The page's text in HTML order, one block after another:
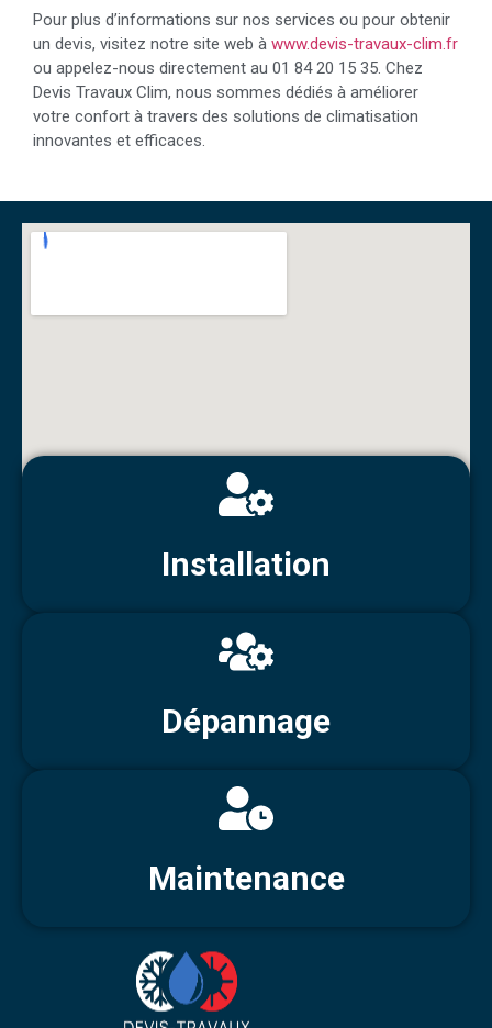
Pour plus d’informations sur nos services ou pour obtenir
un devis, visitez notre site web à www.devis-travaux-clim.fr
ou appelez-nous directement au 01 84 20 15 35. Chez
Devis Travaux Clim, nous sommes dédiés à améliorer
votre confort à travers des solutions de climatisation
innovantes et efficaces.
Installation
Dépannage
Maintenance